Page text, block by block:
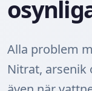
Alla problem
Nitrat,